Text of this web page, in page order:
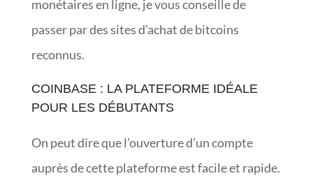
monétaires en ligne, je vous conseille de
passer par des sites d’achat de bitcoins
reconnus.
COINBASE : LA PLATEFORME IDÉALE
POUR LES DÉBUTANTS
On peut dire que l’ouverture d’un compte
auprès de cette plateforme est facile et rapide.